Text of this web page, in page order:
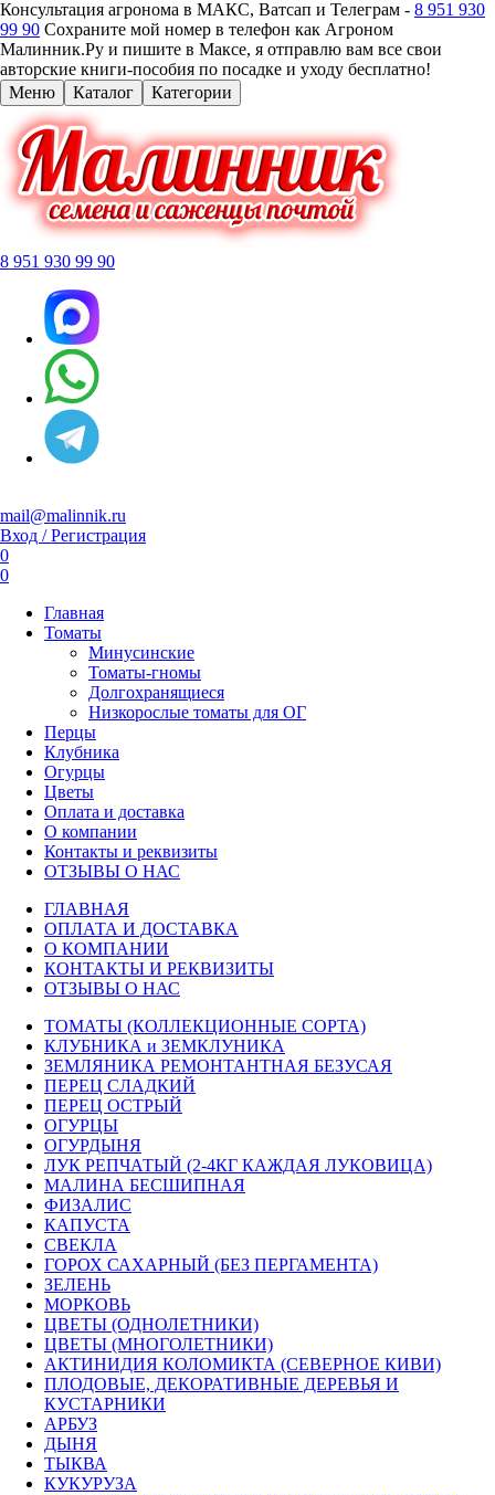
Консультация агронома в МАКС, Ватсап и Телеграм - 8 951 930
99 90 Сохраните мой номер в телефон как Агроном
Малинник.Ру и пишите в Максе, я отправлю вам все свои
авторские книги-пособия по посадке и уходу бесплатно!
Меню
Каталог Категории
8 951 930 99 90
mail@malinnik.ru
Вход / Регистрация
0
0
Главная
Томаты
Минусинские
Томаты-гномы
Долгохранящиеся
Низкорослые томаты для ОГ
Перцы
Клубника
Огурцы
Цветы
Оплата и доставка
О компании
Контакты и реквизиты
ОТЗЫВЫ О НАС
ГЛАВНАЯ
ОПЛАТА И ДОСТАВКА
О КОМПАНИИ
КОНТАКТЫ И РЕКВИЗИТЫ
ОТЗЫВЫ О НАС
ТОМАТЫ (КОЛЛЕКЦИОННЫЕ СОРТА)
КЛУБНИКА и ЗЕМКЛУНИКА
ЗЕМЛЯНИКА РЕМОНТАНТНАЯ БЕЗУСАЯ
ПЕРЕЦ СЛАДКИЙ
ПЕРЕЦ ОСТРЫЙ
ОГУРЦЫ
ОГУРДЫНЯ
ЛУК РЕПЧАТЫЙ (2-4КГ КАЖДАЯ ЛУКОВИЦА)
МАЛИНА БЕСШИПНАЯ
ФИЗАЛИС
КАПУСТА
СВЕКЛА
ГОРОХ САХАРНЫЙ (БЕЗ ПЕРГАМЕНТА)
ЗЕЛЕНЬ
МОРКОВЬ
ЦВЕТЫ (ОДНОЛЕТНИКИ)
ЦВЕТЫ (МНОГОЛЕТНИКИ)
АКТИНИДИЯ КОЛОМИКТА (СЕВЕРНОЕ КИВИ)
ПЛОДОВЫЕ, ДЕКОРАТИВНЫЕ ДЕРЕВЬЯ И
КУСТАРНИКИ
АРБУЗ
ДЫНЯ
ТЫКВА
КУКУРУЗА